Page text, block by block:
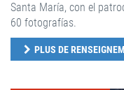
Santa María, con el
60 fotografías.
PLUS DE